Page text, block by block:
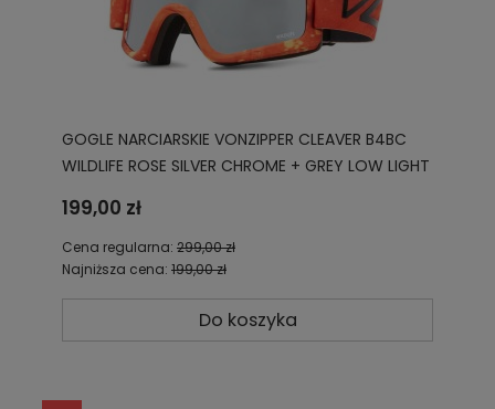
GOGLE NARCIARSKIE VONZIPPER CLEAVER B4BC
WILDLIFE ROSE SILVER CHROME + GREY LOW LIGHT
199,00 zł
Cena regularna: 299,00 zł
Najniższa cena: 199,00 zł
Do koszyka